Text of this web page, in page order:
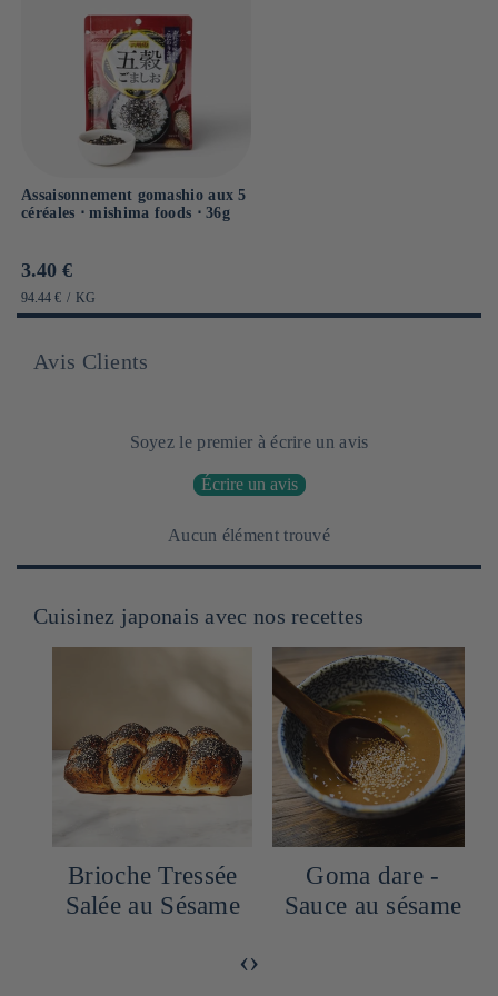
Assaisonnement gomashio aux 5
céréales ⋅ mishima foods ⋅ 36g
Prix
habituel
3.40 €
PRIX
UNITAIRE
94.44 € / PAR
KG
Avis Clients
Soyez le premier à écrire un avis
Écrire un avis
Aucun élément trouvé
Cuisinez japonais avec nos recettes
Brioche Tressée
Salée au Sésame
Goma dare -
Sauce au sésame
‹›